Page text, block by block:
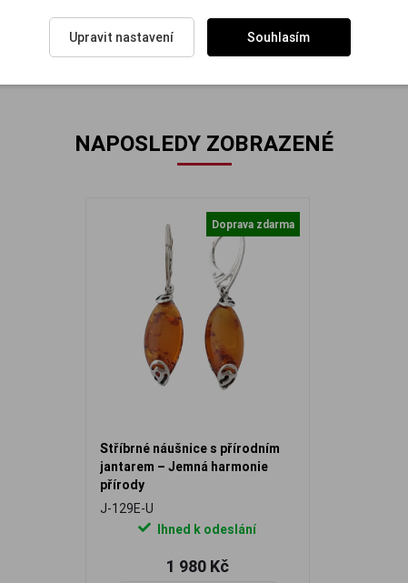
náušnic: 4.2 g
NAPOSLEDY ZOBRAZENÉ
Doprava zdarma
Stříbrné náušnice s přírodním
jantarem – Jemná harmonie
přírody
J-129E-U
Ihned k odeslání
1 980 Kč
Upravit nastavení Souhlasím